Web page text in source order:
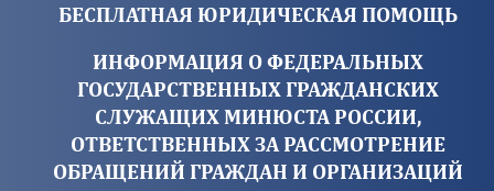
БЕСПЛАТНАЯ ЮРИДИЧЕСКАЯ ПОМОЩЬ
ИНФОРМАЦИЯ О ФЕДЕРАЛЬНЫХ
ГОСУДАРСТВЕННЫХ ГРАЖДАНСКИХ
СЛУЖАЩИХ МИНЮСТА РОССИИ,
ОТВЕТСТВЕННЫХ ЗА РАССМОТРЕНИЕ
ОБРАЩЕНИЙ ГРАЖДАН И ОРГАНИЗАЦИЙ